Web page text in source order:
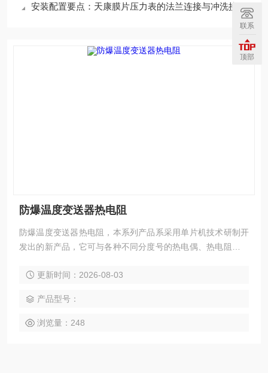
安装配置要点：天康膜片压力表的法兰连接与冲洗接口
防爆温度变送器热电阻
防爆温度变送器热电阻，本系列产品系采用单片机技术研制开
发出的新产品，它可与各种不同分度号的热电偶、热电阻等温
表组成控制系统。现已广泛应用于工业各领域生产过程温度信
更新时间：2026-08-03
产品型号：
浏览量：248
联系
顶部